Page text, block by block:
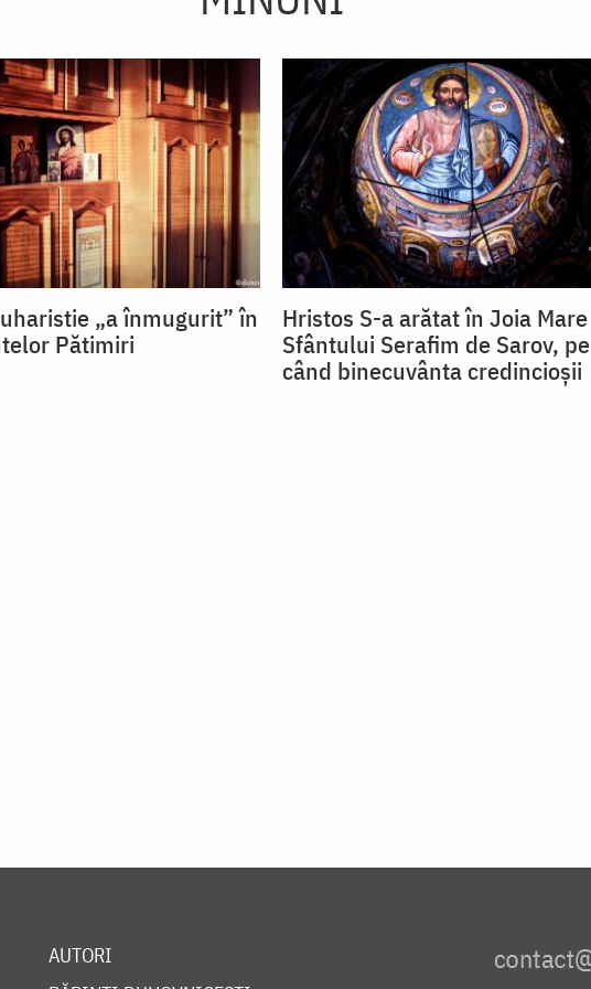
„a înmugurit” în
Pătimiri
Hristos S-a arătat în Joia Mare
Sfântului Serafim de Sarov, pe
când binecuvânta credincioșii
AUTORI